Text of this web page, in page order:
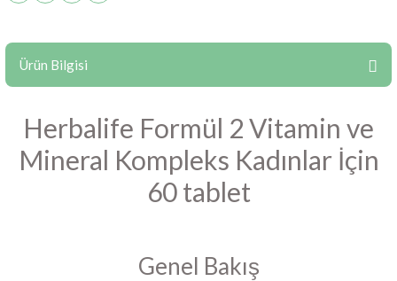
Ürün Bilgisi
Herbalife Formül 2 Vitamin ve
Mineral Kompleks Kadınlar İçin
60 tablet
Genel Bakış